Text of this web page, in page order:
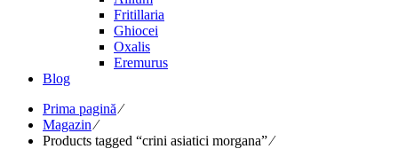
Fritillaria
Ghiocei
Oxalis
Eremurus
Blog
Prima pagină⁄
Magazin ⁄
Products tagged “crini asiatici morgana”⁄